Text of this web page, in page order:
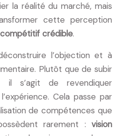
la réalité du marché, mais
cette perception
crédible.
l’objection et à
Plutôt que de subir
il s’agit de revendiquer
Cela passe par
de compétences que
rarement : vision